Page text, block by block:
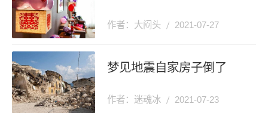
作者：大闷头 2021-07-27
梦见地震自家房子倒了
作者：迷魂冰 2021-07-23